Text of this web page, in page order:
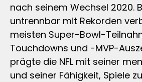
nach seinem Wechsel 2020.
untrennbar mit Rekorden
meisten Super-Bowl-
Touchdowns und -MVP-
prägte die NFL mit seiner
und seiner Fähigkeit, Spiele